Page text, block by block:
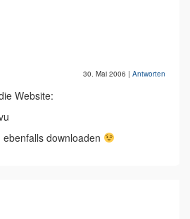
30. Mai 2006 | Antworten
Website:
downloaden